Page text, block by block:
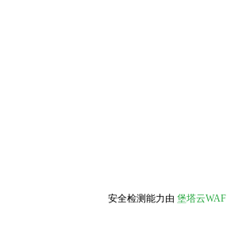
安全检测能力由 堡塔云WAF